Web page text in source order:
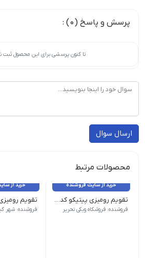
پرسش و پاسخ (0) :
تا کنون پرسشی برای این محصول
ارسال سوال
محصولات مرتبط
خرید از سایت فروشنده
تقویم رومیزی پیتیکو کد ۷۷۷ وزن 100 گرم طرح رنگ دخترانه| ابعاد 11×13 سایر مشخصات | جلد سخت
فروشنده: فروشکاه ویکی تحریر
خرید از
فروشنده: شهر